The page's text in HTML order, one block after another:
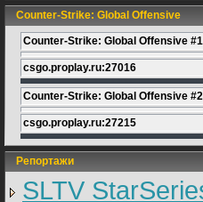
Counter-Strike: Global Offensive
Counter-Strike: Global Offensive #1
csgo.proplay.ru:27016
Counter-Strike: Global Offensive #2
csgo.proplay.ru:27215
Репортажи
SLTV